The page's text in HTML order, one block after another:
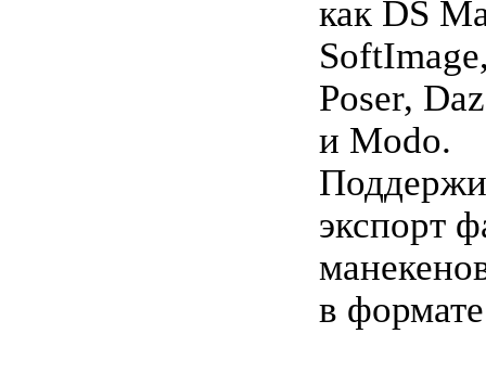
как DS
Poser,
и Modo.
экспорт
в